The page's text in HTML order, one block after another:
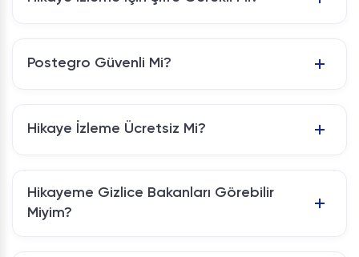
Postegro Güvenli Mi?
Hikaye İzleme Ücretsiz Mi?
Hikayeme Gizlice Bakanları Görebilir
Miyim?